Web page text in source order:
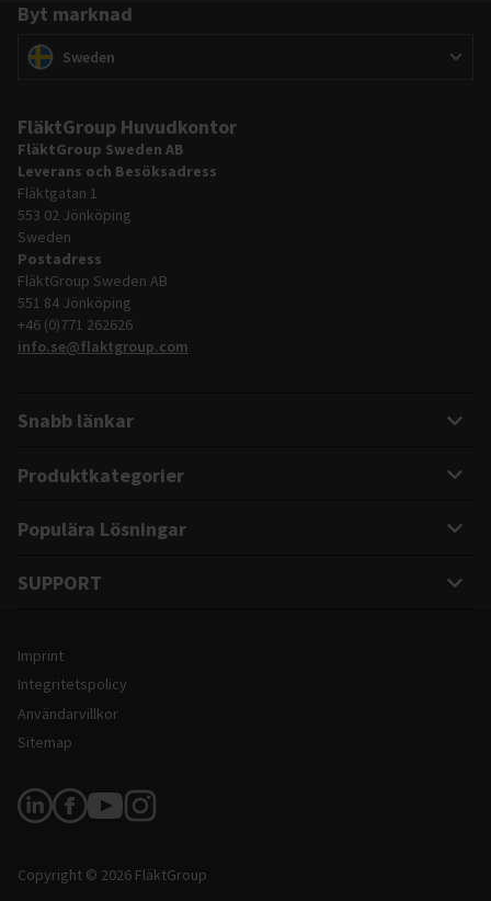
Byt marknad
Byt marknad
(Sweden
FläktGroup Huvudkontor
FläktGroup Sweden AB
Leverans och Besöksadress
Fläktgatan 1
553 02 Jönköping
Sweden
Postadress
FläktGroup Sweden AB
551 84 Jönköping
+46 (0)771 262626
info.se@flaktgroup.com
Snabb länkar
Produktkategorier
Populära Lösningar
SUPPORT
Juridisk information och webbplatsinformation
Imprint
Integritetspolicy
Användarvillkor
Sitemap
Följ oss
Copyright © 2026 FläktGroup